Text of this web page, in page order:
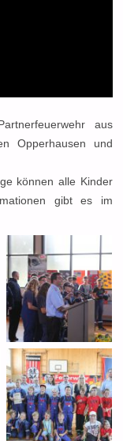
aus
Opperhausen und
können alle Kinder
gibt es im